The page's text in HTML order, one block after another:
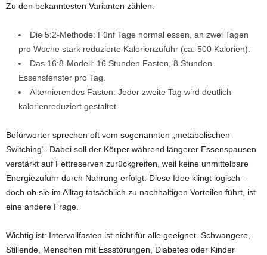
Zu den bekanntesten Varianten zählen:
Die 5:2-Methode: Fünf Tage normal essen, an zwei Tagen
pro Woche stark reduzierte Kalorienzufuhr (ca. 500 Kalorien).
Das 16:8-Modell: 16 Stunden Fasten, 8 Stunden
Essensfenster pro Tag.
Alternierendes Fasten: Jeder zweite Tag wird deutlich
kalorienreduziert gestaltet.
Befürworter sprechen oft vom sogenannten „metabolischen
Switching“. Dabei soll der Körper während längerer Essenspausen
verstärkt auf Fettreserven zurückgreifen, weil keine unmittelbare
Energiezufuhr durch Nahrung erfolgt. Diese Idee klingt logisch –
doch ob sie im Alltag tatsächlich zu nachhaltigen Vorteilen führt, ist
eine andere Frage.
Wichtig ist: Intervallfasten ist nicht für alle geeignet. Schwangere,
Stillende, Menschen mit Essstörungen, Diabetes oder Kinder